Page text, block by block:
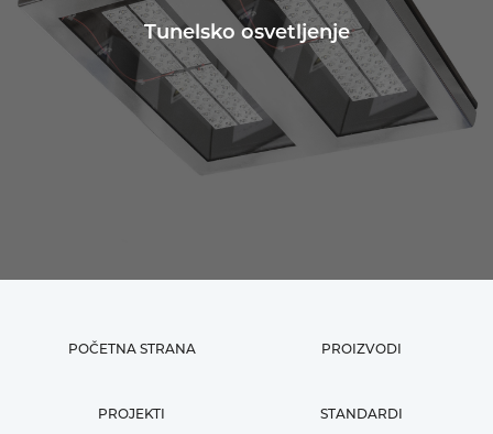
Tunelsko osvetljenje
POČETNA STRANA PROIZVODI
PROJEKTI STANDARDI